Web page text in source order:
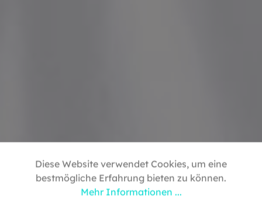
Diese Website verwendet Cookies, um eine
bestmögliche Erfahrung bieten zu können.
Mehr Informationen ...